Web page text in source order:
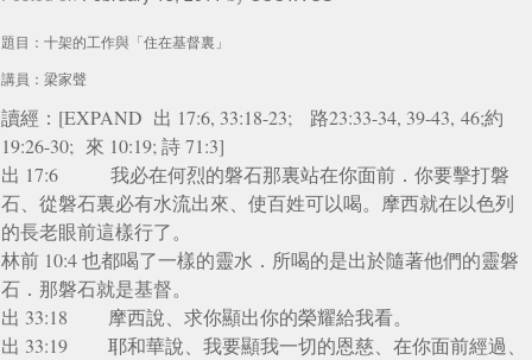
題目：十架的工作與「住在基督裏」
講員：梁家聲
讀經：[EXPAND 出 17:6, 33:18-23; 路23:33-34, 39-43, 46;約
19:26-30; 來 10:19; 詩 71:3]
出 17:6 我必在何烈的磐石那裏站在你面前．你要擊打磐
石、從磐石裏必有水流出來、使百姓可以喝。摩西就在以色列
的長老眼前這樣行了。
林前 10:4 也都喝了一樣的靈水．所喝的是出於隨著他們的靈磐
石．那磐石就是基督。
出 33:18 摩西說、求你顯出你的榮耀給我看。
出 33:19 耶和華說、我要顯我一切的恩慈、在你面前經過、